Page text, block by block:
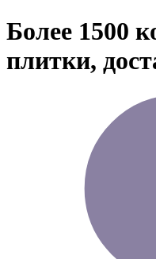
Более 1500
плитки,